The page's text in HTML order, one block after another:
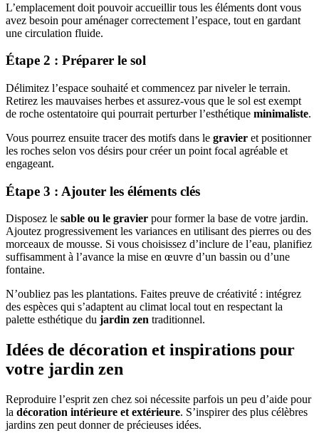
L’emplacement doit pouvoir accueillir tous les éléments dont vous
avez besoin pour aménager correctement l’espace, tout en gardant
une circulation fluide.
Étape 2 : Préparer le sol
Délimitez l’espace souhaité et commencez par niveler le terrain.
Retirez les mauvaises herbes et assurez-vous que le sol est exempt
de roche ostentatoire qui pourrait perturber l’esthétique minimaliste.
Vous pourrez ensuite tracer des motifs dans le gravier et positionner
les roches selon vos désirs pour créer un point focal agréable et
engageant.
Étape 3 : Ajouter les éléments clés
Disposez le sable ou le gravier pour former la base de votre jardin.
Ajoutez progressivement les variances en utilisant des pierres ou des
morceaux de mousse. Si vous choisissez d’inclure de l’eau, planifiez
suffisamment à l’avance la mise en œuvre d’un bassin ou d’une
fontaine.
N’oubliez pas les plantations. Faites preuve de créativité : intégrez
des espèces qui s’adaptent au climat local tout en respectant la
palette esthétique du jardin zen traditionnel.
Idées de décoration et inspirations pour
votre jardin zen
Reproduire l’esprit zen chez soi nécessite parfois un peu d’aide pour
la décoration intérieure et extérieure. S’inspirer des plus célèbres
jardins zen peut donner de précieuses idées.